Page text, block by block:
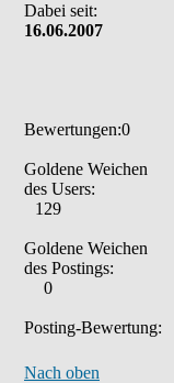
Dabei seit:
16.06.2007
Bewertungen:0
Goldene Weichen
des Users:
129
Goldene Weichen
des Postings:
0
Posting-Bewertung:
Nach oben